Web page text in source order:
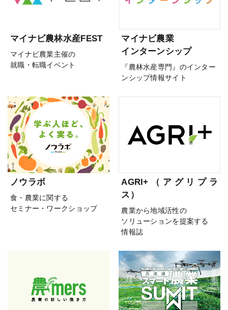
マイナビ農林水産FEST
マイナビ農業主催の
就職・転職イベント
マイナビ農業
インターンシップ
『農林水産専門』のインター
ンシップ情報サイト
ノウラボ
食・農業に関する
セミナー・ワークショップ
AGRI+（アグリプラ
ス）
農業から地域活性の
ソリューションを提案する
情報誌